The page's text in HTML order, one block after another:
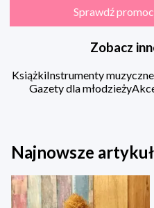
Sprawdź
Zobacz
KsiążkiInstrumenty muzyczne
Gazety dla młodzieży
Najnowsze